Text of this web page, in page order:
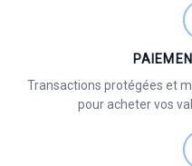
Transactions protégées et
pour acheter vos